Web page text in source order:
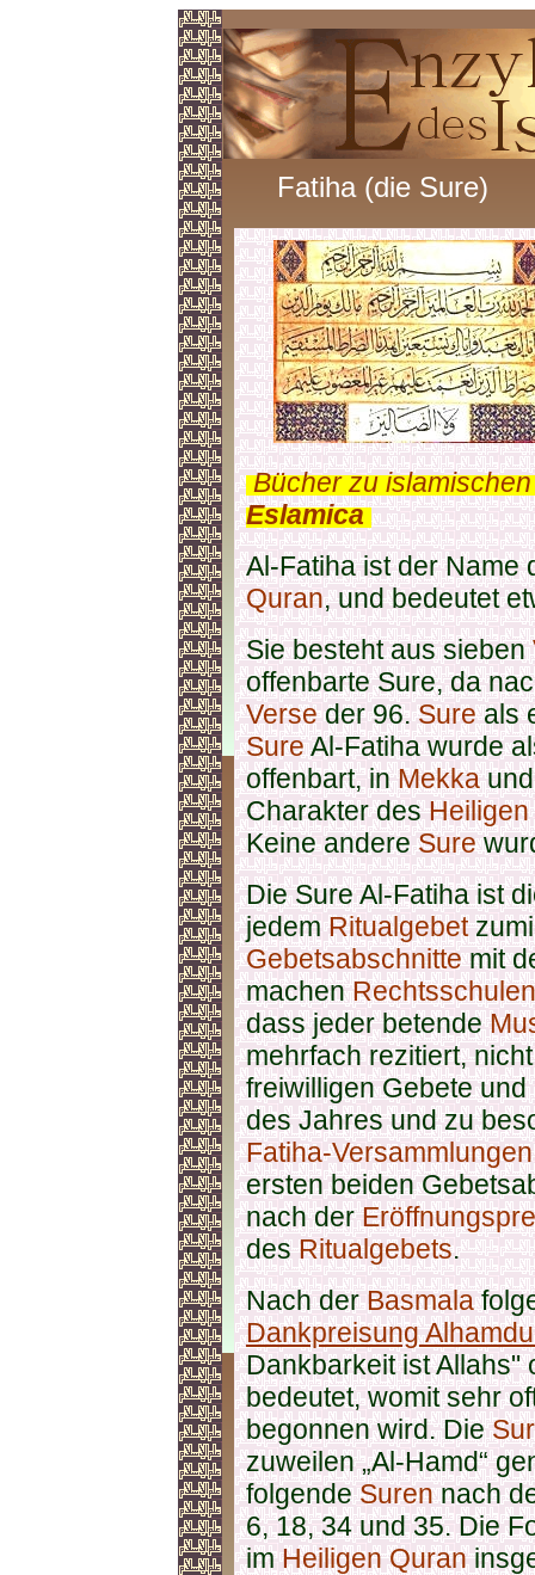
Fatiha (die Sure)
.Bücher zu
Eslamica.
Al-Fatiha ist der Name
Quran, und bedeutet
Sie besteht aus sieben
offenbarte Sure, da
Verseder 96.Sureals
SureAl-Fatiha wurde
offenbart, inMekka
Charakter des
Keine andereSure
Die Sure Al-Fatiha ist
jedemRitualgebet
Gebetsabschnittemit
machenRechtsschulen
dass jeder betende
mehrfach rezitiert,
freiwilligen Gebete
des Jahres und zu
Fatiha-Versammlungen
ersten beiden
nach der
desRitualgebets.
Nach derBasmala
Dankpreisung
Dankbarkeit ist Allahs"
bedeutet, womit sehr
begonnen wird. Die
zuweilen „Al-Hamd“
folgendeSurennach
6, 18, 34 und 35. Die
imHeiligen Quran